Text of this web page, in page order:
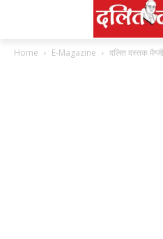
Home E-Magazine दलित दस्तक